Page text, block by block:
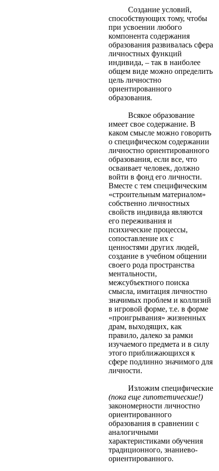
Создание условий,
способствующих тому, чтобы
при усвоении любого
компонента содержания
образования развивалась сфера
личностных функций
индивида, – так в наиболее
общем виде можно определить
цель личностно
ориентированного
образования.
Всякое образование
имеет свое содержание. В
каком смысле можно говорить
о специфическом содержании
личностно ориентированного
образования, если все, что
осваивает человек, должно
войти в фонд его личности.
Вместе с тем специфическим
«строительным материалом»
собственно личностных
свойств индивида являются
его переживания и
психические процессы,
сопоставление их с
ценностями других людей,
создание в учебном общении
своего рода пространства
ментальности,
межсубъектного поиска
смысла, имитация личностно
значимых проблем и коллизий
в игровой форме, т.е. в форме
«проигрывания» жизненных
драм, выходящих, как
правило, далеко за рамки
изучаемого предмета и в силу
этого приближающихся к
сфере подлинно значимого для
личности.
Изложим специфические
(пока еще гипотетические!)
закономерности личностно
ориентированного
образования в сравнении с
аналогичными
характеристиками обучения
традиционного, знаниево-
ориентированного.